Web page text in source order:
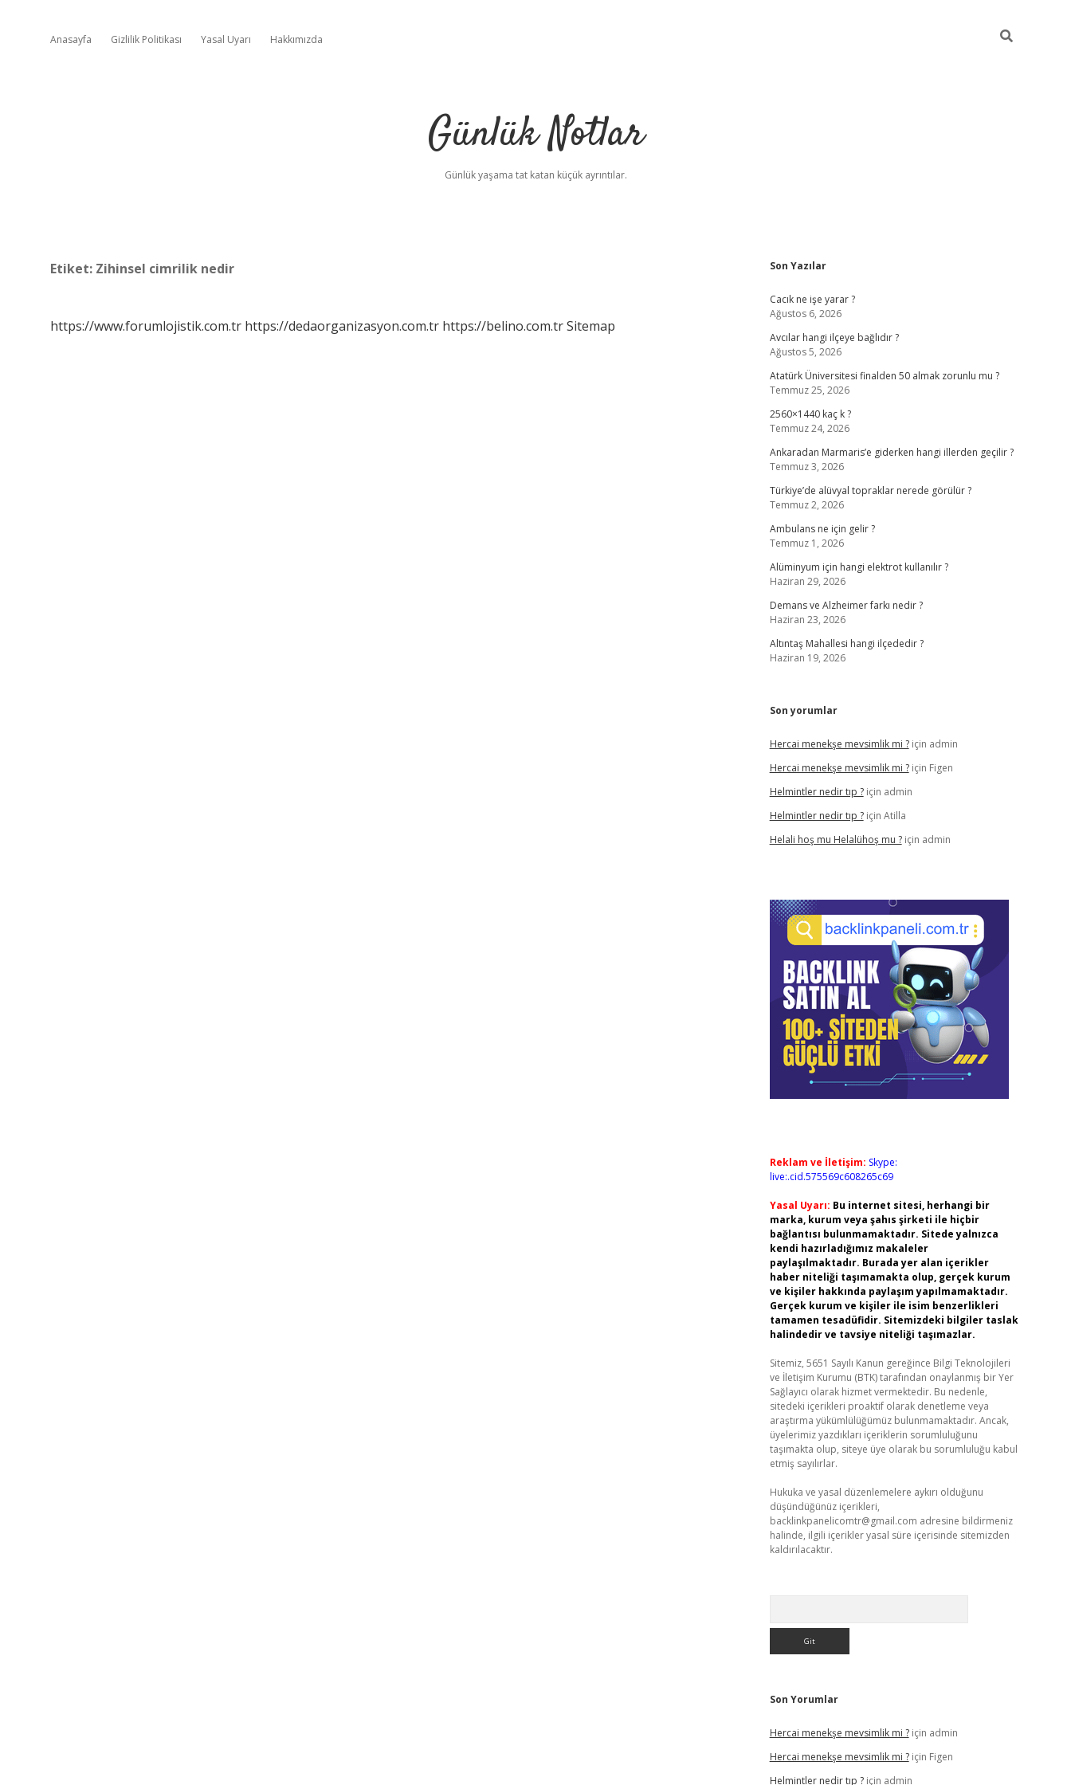
Anasayfa Gizlilik Politikası Yasal Uyarı Hakkımızda
Günlük Notlar
Günlük yaşama tat katan küçük ayrıntılar.
Etiket: Zihinsel cimrilik nedir
https://www.forumlojistik.com.tr https://dedaorganizasyon.com.tr https://belino.com.trSitemap
Sidebar
Son Yazılar
Cacık ne işe yarar ?
Ağustos 6, 2026
Avcılar hangi ilçeye bağlıdır ?
Ağustos 5, 2026
Atatürk Üniversitesi finalden 50 almak zorunlu mu ?
Temmuz 25, 2026
2560×1440 kaç k ?
Temmuz 24, 2026
Ankaradan Marmaris’e giderken hangi illerden geçilir ?
Temmuz 3, 2026
Türkiye’de alüvyal topraklar nerede görülür ?
Temmuz 2, 2026
Ambulans ne için gelir ?
Temmuz 1, 2026
Alüminyum için hangi elektrot kullanılır ?
Haziran 29, 2026
Demans ve Alzheimer farkı nedir ?
Haziran 23, 2026
Altıntaş Mahallesi hangi ilçededir ?
Haziran 19, 2026
Son yorumlar
Hercai menekşe mevsimlik mi ?için admin
Hercai menekşe mevsimlik mi ?için Figen
Helmintler nedir tıp ?için admin
Helmintler nedir tıp ?için Atilla
Helali hoş mu Helalühoş mu ?için admin
Reklam ve İletişim: Skype:
live:.cid.575569c608265c69
Yasal Uyarı: Bu internet sitesi, herhangi bir
marka, kurum veya şahıs şirketi ile hiçbir
bağlantısı bulunmamaktadır. Sitede yalnızca
kendi hazırladığımız makaleler
paylaşılmaktadır. Burada yer alan içerikler
haber niteliği taşımamakta olup, gerçek kurum
ve kişiler hakkında paylaşım yapılmamaktadır.
Gerçek kurum ve kişiler ile isim benzerlikleri
tamamen tesadüfidir. Sitemizdeki bilgiler taslak
halindedir ve tavsiye niteliği taşımazlar.
Sitemiz, 5651 Sayılı Kanun gereğince Bilgi Teknolojileri
ve İletişim Kurumu (BTK) tarafından onaylanmış bir Yer
Sağlayıcı olarak hizmet vermektedir. Bu nedenle,
sitedeki içerikleri proaktif olarak denetleme veya
araştırma yükümlülüğümüz bulunmamaktadır. Ancak,
üyelerimiz yazdıkları içeriklerin sorumluluğunu
taşımakta olup, siteye üye olarak bu sorumluluğu kabul
etmiş sayılırlar.
Hukuka ve yasal düzenlemelere aykırı olduğunu
düşündüğünüz içerikleri,
backlinkpanelicomtr@gmail.com adresine bildirmeniz
halinde, ilgili içerikler yasal süre içerisinde sitemizden
kaldırılacaktır.
Son Yorumlar
Hercai menekşe mevsimlik mi ?için admin
Hercai menekşe mevsimlik mi ?için Figen
Helmintler nedir tıp ?için admin